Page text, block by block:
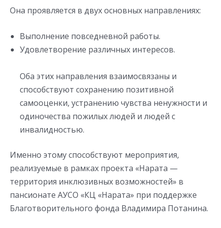
Она проявляется в двух основных направлениях:
Выполнение повседневной работы.
Удовлетворение различных интересов.
Оба этих направления взаимосвязаны и
способствуют сохранению позитивной
самооценки, устранению чувства ненужности и
одиночества пожилых людей и людей с
инвалидностью.
Именно этому способствуют мероприятия,
реализуемые в рамках проекта «Нарата —
территория инклюзивных возможностей» в
пансионате АУСО «КЦ «Нарата» при поддержке
Благотворительного фонда Владимира Потанина.